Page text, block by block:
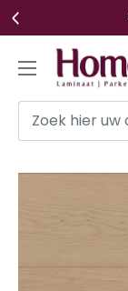
Ga
naar
Homefurn